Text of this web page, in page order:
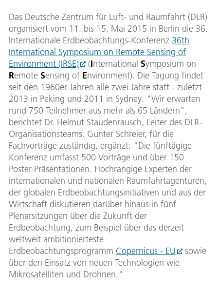
Das Deutsche Zentrum für Luft- und Raumfahrt (DLR)
organisiert vom 11. bis 15. Mai 2015 in Berlin die 36.
Internationale Erdbeobachtungs-Konferenz 36th
International Symposium on Remote Sensing of
Environment (IRSE)
(International Symposium on
Remote Sensing of Environment). Die Tagung findet
seit den 1960er Jahren alle zwei Jahre statt - zuletzt
2013 in Peking und 2011 in Sydney. "Wir erwarten
rund 750 Teilnehmer aus mehr als 65 Ländern",
berichtet Dr. Helmut Staudenrausch, Leiter des DLR-
Organisationsteams. Gunter Schreier, für die
Fachvorträge zuständig, ergänzt: "Die fünftägige
Konferenz umfasst 500 Vorträge und über 150
Poster-Präsentationen. Hochrangige Experten der
internationalen und nationalen Raumfahrtagenturen,
der globalen Erdbeobachtungsinitiativen und aus der
Wirtschaft diskutieren darüber hinaus in fünf
Plenarsitzungen über die Zukunft der
Erdbeobachtung, zum Beispiel über das derzeit
weltweit ambitionierteste
Erdbeobachtungsprogramm Copernicus - EU
sowie
über den Einsatz von neuen Technologien wie
Mikrosatelliten und Drohnen."